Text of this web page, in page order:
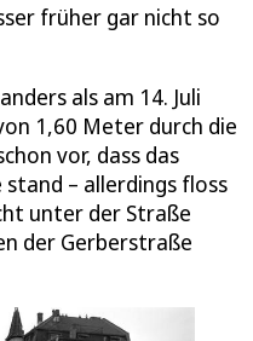
früher gar nicht so
als am 14. Juli
1,60 Meter durch die
vor, dass das
– allerdings floss
unter der Straße
der Gerberstraße